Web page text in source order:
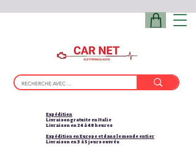
Expédition
Livraison gratuite en Italie
Livraison en 24 à 48 heures
Expédition en Europe et dans le monde entier
Livraison en 3 à 5 jours ouvrés